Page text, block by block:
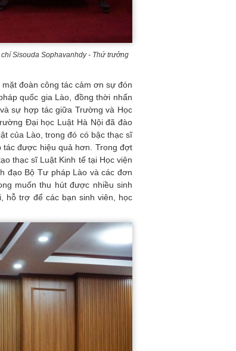
Sisouda Sophavanhdy - Thứ trưởng
đoàn công tác cảm ơn sự đón
quốc gia Lào, đồng thời nhấn
sự hợp tác giữa Trường và Học
Đại học Luật Hà Nội đã đào
của Lào, trong đó có bậc thạc sĩ
tác được hiệu quả hơn. Trong đợt
thạc sĩ Luật Kinh tế tại Học viện
đạo Bộ Tư pháp Lào và các đơn
muốn thu hút được nhiều sinh
hỗ trợ để các bạn sinh viên, học